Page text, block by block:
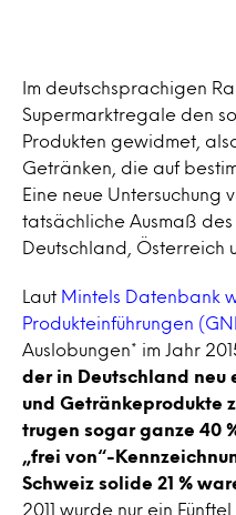
Im deutschsprachigen
Supermarktregale den
Produkten gewidmet,
Getränken, die auf
Eine neue Untersuchung
tatsächliche Ausmaß des
Deutschland, Österreich
Laut Mintels Datenbank
Produkteinführungen
Auslobungen* im Jahr
der in Deutschland neu
und Getränkeprodukte
trugen sogar ganze 40
„frei von“-
Schweiz solide 21 %
2011 wurde nur ein